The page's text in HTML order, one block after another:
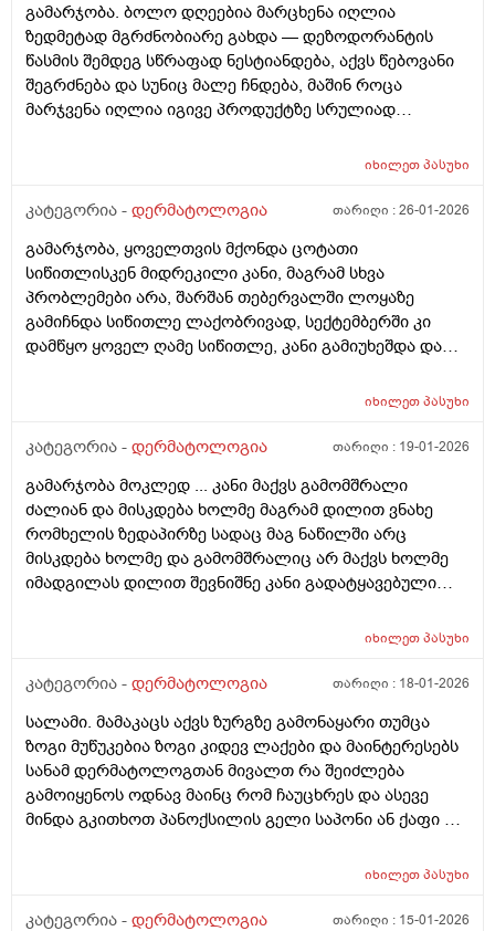
გამარჯობა. ბოლო დღეებია მარცხენა იღლია
ზედმეტად მგრძნობიარე გახდა — დეზოდორანტის
წასმის შემდეგ სწრაფად ნესტიანდება, აქვს წებოვანი
შეგრძნება და სუნიც მალე ჩნდება, მაშინ როცა
მარჯვენა იღლია იგივე პროდუქტზე სრულიად
ტკივილი არ მაქვს, მაგრამ აშკარა ასიმეტრიაა
კანის გაღიზიანება, ოფლის ჯირკვლების აქტივობის
როგორი ტიპის მოვლას მირჩევთ ვარ 17 წლის ბიჭი
ბევრი სხვადასხვა დეზოდორანტი მიხმარია და
აღმოვაჩინე რო დეზოდორანტებში არ არის საქმე
არამედ ჩემს მარცხენა იღლიაშია. მადლობა წინასწარ
პასუხისთვის
იხილეთპასუხი
კატეგორია - დერმატოლოგია თარიღი :26-01-2026
გამარჯობა, ყოველთვის მქონდა ცოტათი
სიწითლისკენ მიდრეკილი კანი, მაგრამ სხვა
პრობლემები არა, შარშან თებერვალში ლოყაზე
გამიჩნდა სიწითლე ლაქობრივად, სექტემბერში კი
დამწყო ყოველ ღამე სიწითლე, კანი გამიუხეშდა და
საწინააღმდეგო სახის დასააბნი 6 კვირის მანძილზე,
ამასთან ერთად ავენის ტოლარენს კონტროლი,
რაც დავიწყე მკურნალობა საშინლად მომემატა
ლოყებზე გამონაყარი, სხაბოლოოდ დავიწყე
დოქსიციკლინის 100 მგ დალევა უკვე 10 დღეზე მეტია
და სახე უფრო ჩაწყნარდა, რა ვქნა როდის შევწყვიტო
დალევა?
იხილეთპასუხი
კატეგორია - დერმატოლოგია თარიღი : 19-01-2026
გამარჯობა მოკლედ ... კანი მაქვს გამომშრალი
ძალიან და მისკდება ხოლმე მაგრამ დილით ვნახე
რომხელის ზედაპირზე სადაც მაგ ნაწილში არც
მისკდება ხოლმე და გამომშრალიც არ მაქვს ხოლმე
იმადგილას დილით შევნიშნე კანი გადატყავებული
გამჭროდა და რაგაცა მაგრამ ეს პატარა მერე
თხლად კანზე რა შეიძლება იყოს
იხილეთპასუხი
კატეგორია - დერმატოლოგია თარიღი : 18-01-2026
სალამი. მამაკაცს აქვს ზურგზე გამონაყარი თუმცა
ზოგი მუწუკებია ზოგი კიდევ ლაქები და მაინტერესებს
სანამ დერმატოლოგთან მივალთ რა შეიძლება
გამოიყენოს ოდნავ მაინც რომ ჩაუცხრეს და ასევე
მინდა გკითხოთ პანოქსილის გელი საპონი ან ქაფი თუ
იხილეთპასუხი
კატეგორია - დერმატოლოგია თარიღი : 15-01-2026